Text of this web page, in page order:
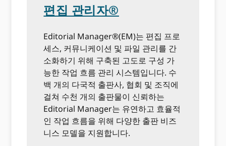
편집 관리자®
Editorial Manager®(EM)는 편집 프로
세스, 커뮤니케이션 및 파일 관리를 간
소화하기 위해 구축된 고도로 구성 가
능한 작업 흐름 관리 시스템입니다. 수
백 개의 다국적 출판사, 협회 및 조직에
걸쳐 수천 개의 출판물이 신뢰하는
Editorial Manager는 유연하고 효율적
인 작업 흐름을 위해 다양한 출판 비즈
니스 모델을 지원합니다.